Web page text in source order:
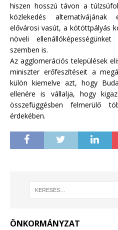
hiszen hosszú távon a
közlekedés
elővárosi vasút, a kötöttpályás
növeli
szemben is.
Az agglomerációs települések
miniszter erőfeszítéseit a
külön kiemelve azt, hogy
ellenére is vállalja, hogy
összefüggésben felmerülő
érdekében.
ÖNKORMÁNYZAT